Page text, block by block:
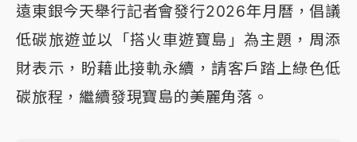
遠東銀今天舉行記者會發行2026年月曆，倡議
低碳旅遊並以「搭火車遊寶島」為主題，周添
財表示，盼藉此接軌永續，請客戶踏上綠色低
碳旅程，繼續發現寶島的美麗角落。